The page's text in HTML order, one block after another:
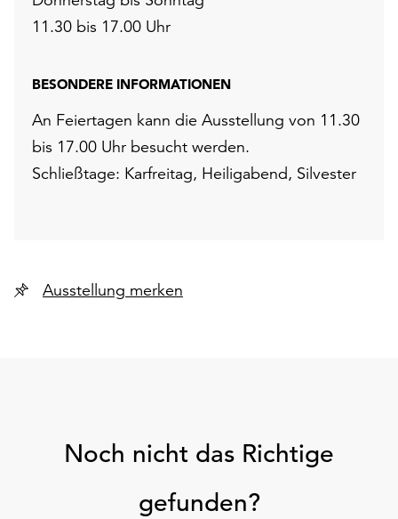
11.30 bis 17.00 Uhr
BESONDERE INFORMATIONEN
An Feiertagen kann die Ausstellung von 11.30
bis 17.00 Uhr besucht werden.
Schließtage: Karfreitag, Heiligabend, Silvester
Ausstellung merken
Noch nicht das Richtige
gefunden?